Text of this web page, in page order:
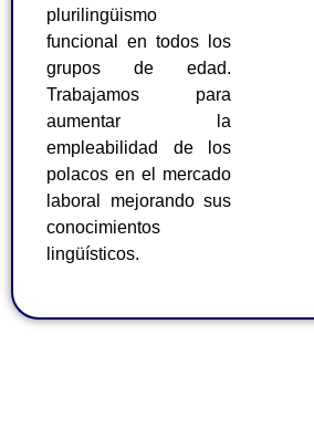
plurilingüismo
funcional en todos los
grupos de edad.
Trabajamos para
aumentar la
empleabilidad de los
polacos en el mercado
laboral mejorando sus
conocimientos
lingüísticos.